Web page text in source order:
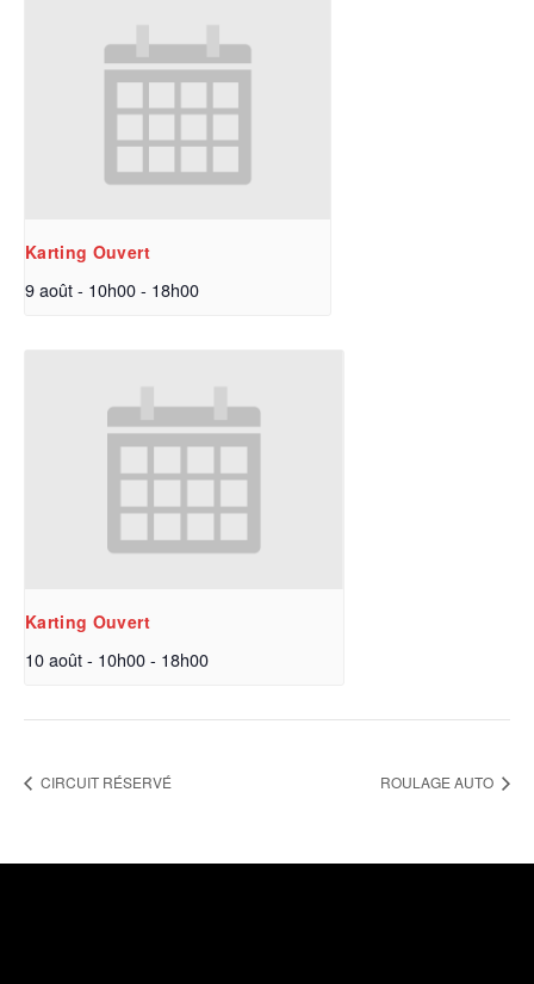
Karting Ouvert
9 août - 10h00- 18h00
Karting Ouvert
10 août - 10h00- 18h00
CIRCUIT RÉSERVÉ ROULAGE AUTO